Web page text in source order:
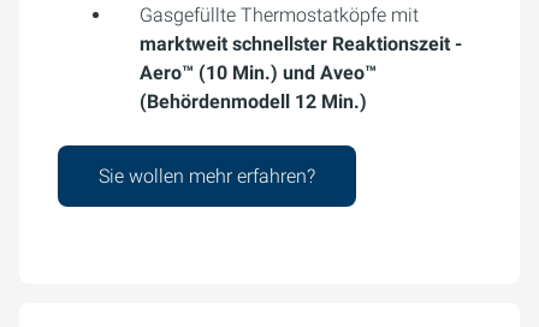
Gasgefüllte Thermostatköpfe mit
marktweit schnellster Reaktionszeit -
Aero™ (10 Min.) und Aveo™
(Behördenmodell 12 Min.)
Sie wollen mehr erfahren?